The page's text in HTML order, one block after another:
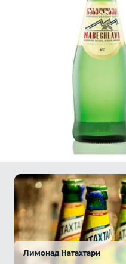
Лимонад Натахтари